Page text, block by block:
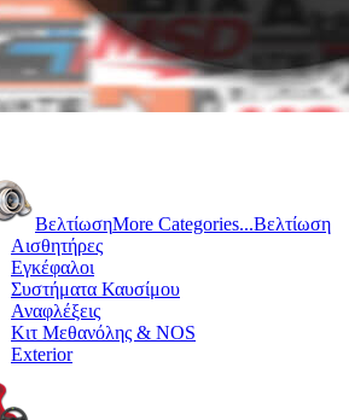
ΒελτίωσηMore Categories...Βελτίωση
Αισθητήρες
Εγκέφαλοι
Συστήματα Καυσίμου
Αναφλέξεις
Κιτ Μεθανόλης & ΝΟS
Exterior